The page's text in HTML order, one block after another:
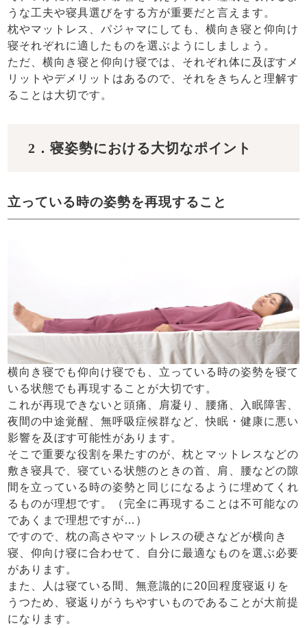
うな工夫や寝具選びをする方が重要だと言えます。
枕やマットレス、パジャマにしても、横向き寝と仰向け
寝それぞれに適したものを選ぶようにしましょう。
ただ、横向き寝と仰向け寝では、それぞれ体に及ぼすメ
リットやデメリットはあるので、それをきちんと理解す
ることは大切です。
2．寝姿勢における大切なポイント
立っている時の姿勢を再現すること
横向き寝でも仰向け寝でも、立っている時の姿勢を寝て
いる状態でも再現することが大切です。
これが再現できないと頭痛、肩凝り、腰痛、入眠障害、
夜間の中途覚醒、無呼吸症候群など、快眠・健康に悪い
影響を及ぼす可能性があります。
そこで重要な役割を果たすのが、枕とマットレスなどの
敷き寝具で、寝ている状態のときの首、肩、腰などの隙
間を立っている時の姿勢と同じになるように埋めてくれ
るものが理想です。（完全に再現することは不可能なの
であくまで理想ですが…）
ですので、枕の高さやマットレスの硬さなどが横向き
寝、仰向け寝に合わせて、自分に最適なものを選ぶ必要
があります。
また、人は寝ている間、無意識的に20回程度寝返りを
うつため、寝返りがうちやすいものであることが大前提
になります。